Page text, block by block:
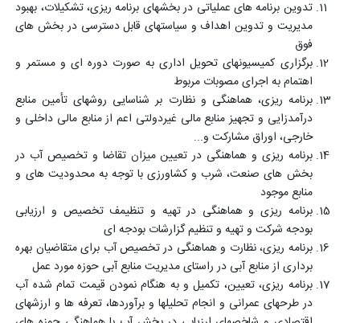
تدوین برنامه های عملیاتی در بخشهای برنامه ریزی، تشکیلات، بهبود
مدیریت و تدوین اهداف و سیاستهای قابل دسترسی در بخش های
فوق
برگزاری کمیسیونهای تحویل اداری به صورت دوره ای و مستمر و
اهتمام به اجرای مصوبات مربوط
برنامه ریزی، هماهنگی و نظارت بر شناسایی روشهای تأمین منابع
درآمدزایی و تجهیز منابع مالی غیردولتی اعم از منابع مالی داخلی و
خارجی، اوراق مشارکت و...
برنامه ریزی و هماهنگی در تعیین میزان تقاضا و تخصیص آب در
بخش های صنعت، شرب و کشاورزی با توجه به محدودیت های و
منابع موجود
برنامه ریزی و هماهنگی در تهیه و تنظیمف تخصیص و ارزیابی
بودجه شرکت و تهیه و تنظیم گزارشات بودجه ای
برنامه ریزی، نظارت و هماهنگی در تخصیص آب برای متقاضیان بهره
برداری از منابع آبی در راستای مدیریت منابع آبی حوزه مورد عمل
برنامه ریزی، تعیین، تکمیل و به هنگام نمودن قیمت تمام شده آب
در طرحهای عمرانی و انجام تحلیلها و برآوردها، تعرفه ها و ارزشهای